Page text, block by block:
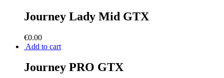
Journey Lady Mid GTX
€0.00
Add to cart
Journey PRO GTX